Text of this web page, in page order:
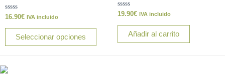
Valorado
0
16.90€ IVA incluido
Seleccionar opciones
opciones
pueden
Valorado
0
19.90€ IVA incluido
Añadir al carrito